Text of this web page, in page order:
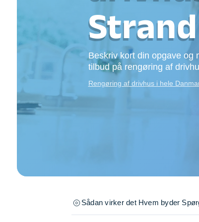
Opsætning
Tømrer
Tunge løft
Se alle...
Strand
Beskriv kort din opgave og
tilbud på rengøring af
Rengøring af drivhus i hele
Sådan virker det Hvem byder